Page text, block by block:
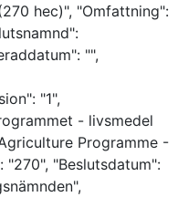
hec)", "Omfattning":
"",
"1",
- livsmedel
Programme -
"270", "Beslutsdatum":